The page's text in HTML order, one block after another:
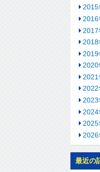
2015
2020
2022
2025
最近の